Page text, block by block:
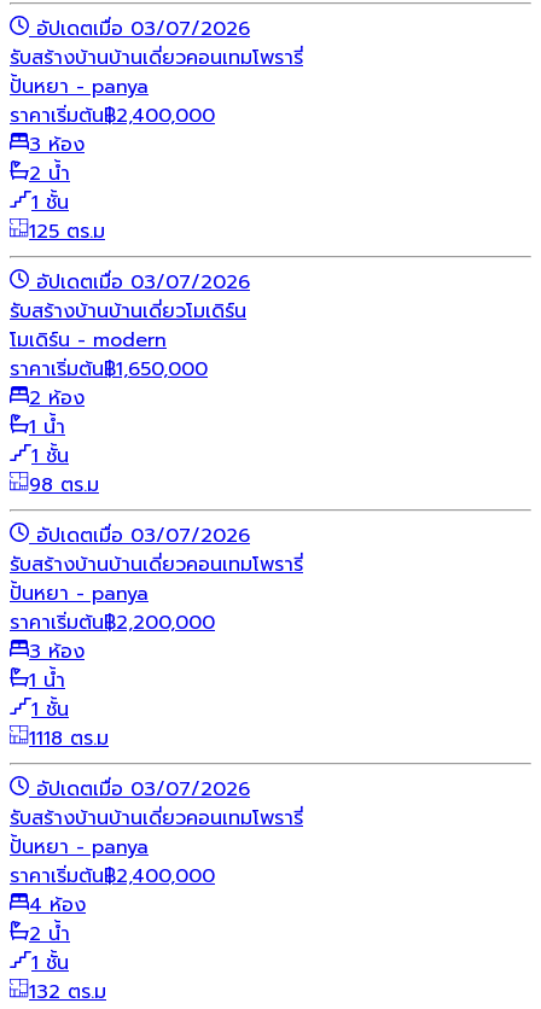
อัปเดตเมื่อ 03/07/2026
รับสร้างบ้านบ้านเดี่ยวคอนเทมโพรารี่
ปั้นหยา - panya
ราคาเริ่มต้น฿2,400,000
3 ห้อง
2 น้ำ
1 ชั้น
125 ตร.ม
อัปเดตเมื่อ 03/07/2026
รับสร้างบ้านบ้านเดี่ยวโมเดิร์น
โมเดิร์น - modern
ราคาเริ่มต้น฿1,650,000
2 ห้อง
1 น้ำ
1 ชั้น
98 ตร.ม
อัปเดตเมื่อ 03/07/2026
รับสร้างบ้านบ้านเดี่ยวคอนเทมโพรารี่
ปั้นหยา - panya
ราคาเริ่มต้น฿2,200,000
3 ห้อง
1 น้ำ
1 ชั้น
1118 ตร.ม
อัปเดตเมื่อ 03/07/2026
รับสร้างบ้านบ้านเดี่ยวคอนเทมโพรารี่
ปั้นหยา - panya
ราคาเริ่มต้น฿2,400,000
4 ห้อง
2 น้ำ
1 ชั้น
132 ตร.ม